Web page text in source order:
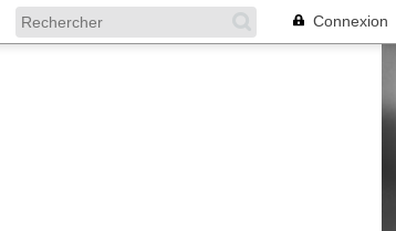
Connexion